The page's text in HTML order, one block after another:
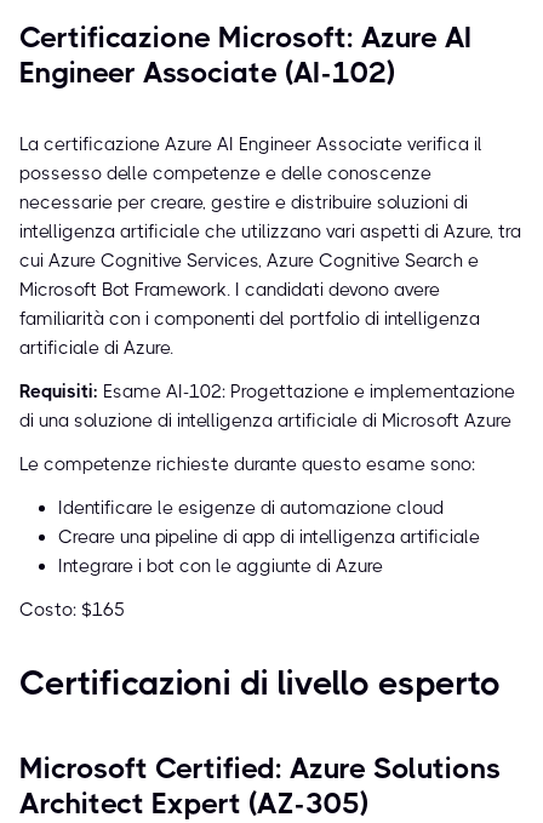
Certificazione Microsoft: Azure AI
Engineer Associate (AI-102)
La certificazione Azure AI Engineer Associate verifica il
possesso delle competenze e delle conoscenze
necessarie per creare, gestire e distribuire soluzioni di
intelligenza artificiale che utilizzano vari aspetti di Azure, tra
cui Azure Cognitive Services, Azure Cognitive Search e
Microsoft Bot Framework. I candidati devono avere
familiarità con i componenti del portfolio di intelligenza
artificiale di Azure.
Requisiti: Esame AI-102: Progettazione e implementazione
di una soluzione di intelligenza artificiale di Microsoft Azure
Le competenze richieste durante questo esame sono:
Identificare le esigenze di automazione cloud
Creare una pipeline di app di intelligenza artificiale
Integrare i bot con le aggiunte di Azure
Costo: $165
Certificazioni di livello esperto
Microsoft Certified: Azure Solutions
Architect Expert (AZ-305)